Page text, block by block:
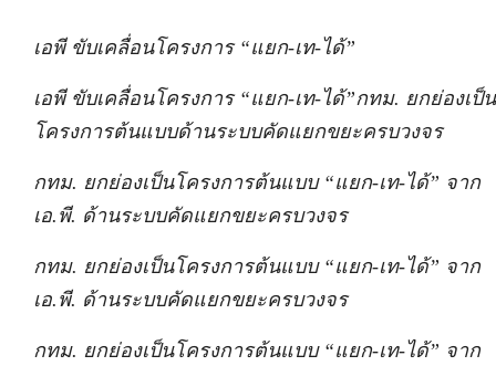
เอพี ขับเคลื่อนโครงการ “แยก-เท-ได้”
เอพี ขับเคลื่อนโครงการ “แยก-เท-ได้”กทม. ยกย่องเป็น
โครงการต้นแบบด้านระบบคัดแยกขยะครบวงจร
กทม. ยกย่องเป็นโครงการต้นแบบ “แยก-เท-ได้” จาก
เอ.พี. ด้านระบบคัดแยกขยะครบวงจร
กทม. ยกย่องเป็นโครงการต้นแบบ “แยก-เท-ได้” จาก
เอ.พี. ด้านระบบคัดแยกขยะครบวงจร
กทม. ยกย่องเป็นโครงการต้นแบบ “แยก-เท-ได้” จาก